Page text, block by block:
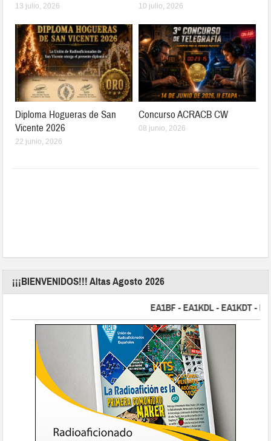
13 julio, 2026 10 julio, 2026
Diploma Hogueras de San
Vicente 2026
22 junio, 2026
Concurso ACRACB CW
08 junio, 2026
¡¡¡BIENVENIDOS!!! Altas Agosto 2026
EA1BF - EA1KDL - EA1KDT -